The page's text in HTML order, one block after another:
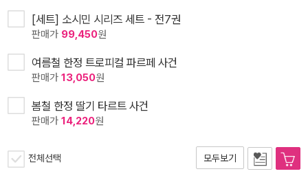
[세트] 소시민 시리즈 세트 - 전7권
판매가 99,450원
여름철 한정 트로피컬 파르페 사건
판매가 13,050원
봄철 한정 딸기 타르트 사건
판매가 14,220원
전체선택 모두보기